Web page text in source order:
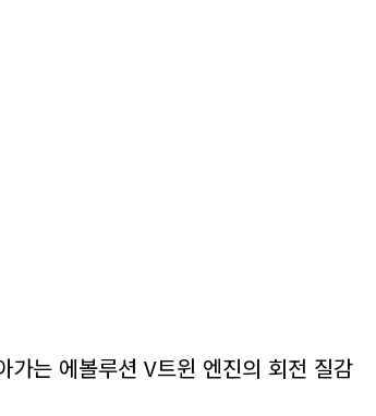
는 에볼루션 V트윈 엔진의 회전 질감